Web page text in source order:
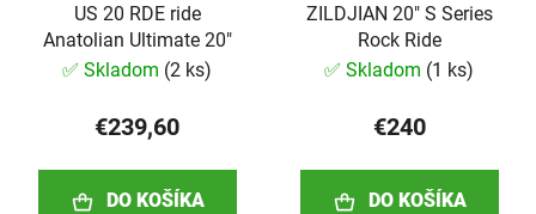
US 20 RDE ride
Anatolian Ultimate 20"
✅ Skladom (2 ks)
€239,60
DO KOŠÍKA
ZILDJIAN 20" S Series
Rock Ride
✅ Skladom (1 ks)
€240
DO KOŠÍKA